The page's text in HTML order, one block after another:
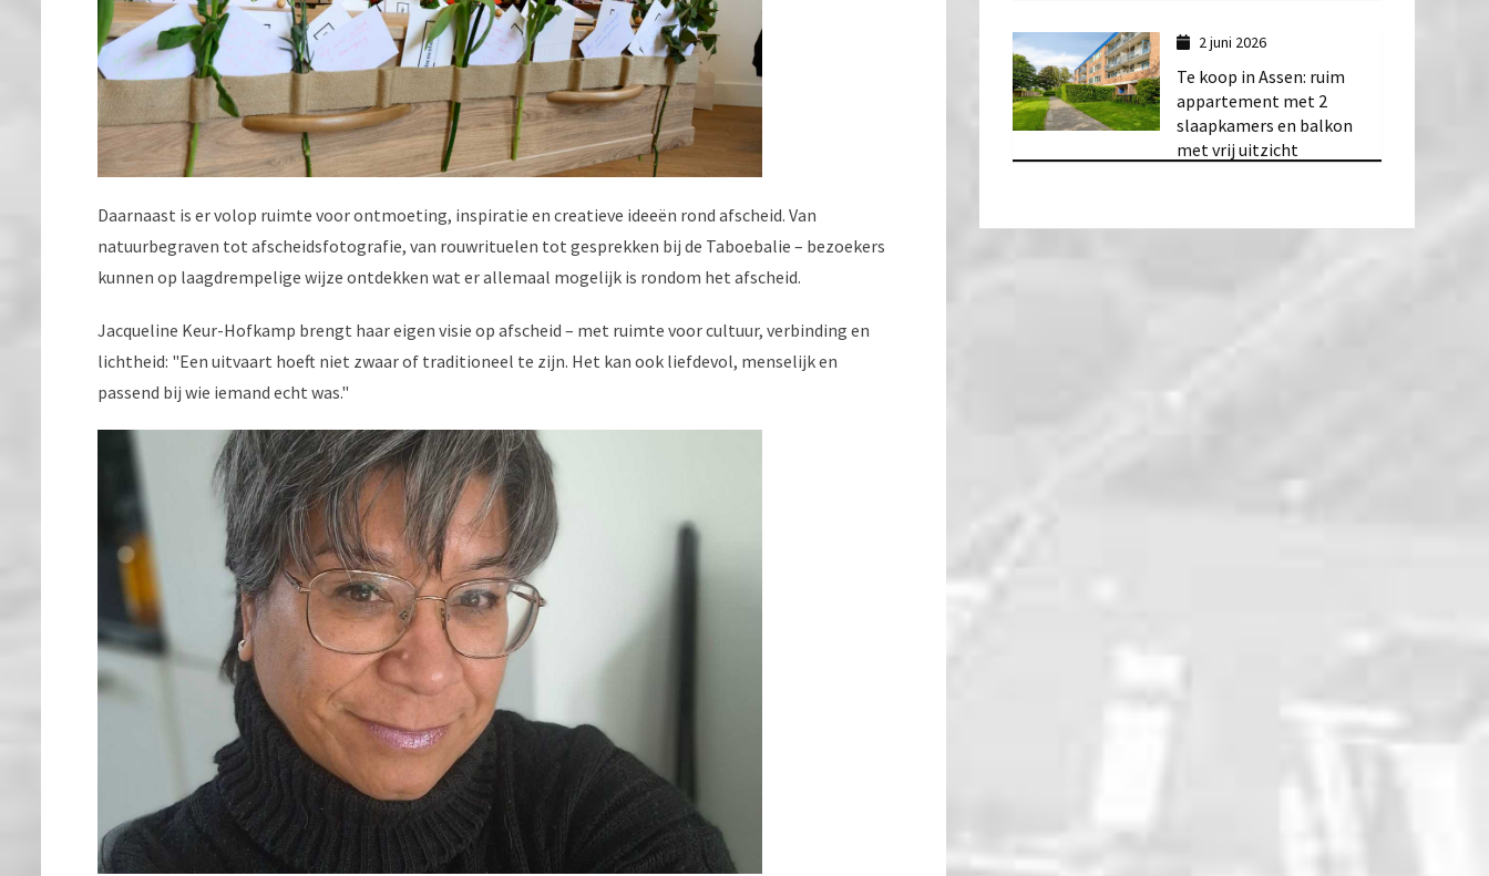
Daarnaast is er volop ruimte voor ontmoeting, inspiratie en creatieve ideeën rond afscheid. Van
natuurbegraven tot afscheidsfotografie, van rouwrituelen tot gesprekken bij de Taboebalie – bezoekers
kunnen op laagdrempelige wijze ontdekken wat er allemaal mogelijk is rondom het afscheid.
Jacqueline Keur-Hofkamp brengt haar eigen visie op afscheid – met ruimte voor cultuur, verbinding en
lichtheid: "Een uitvaart hoeft niet zwaar of traditioneel te zijn. Het kan ook liefdevol, menselijk en
passend bij wie iemand echt was."
2 juni 2026
Te koop in Assen: ruim
appartement met 2
slaapkamers en balkon
met vrij uitzicht